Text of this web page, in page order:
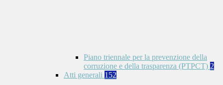
Piano triennale per la prevenzione della
corruzione e della trasparenza (PTPCT) 2
Atti generali 152